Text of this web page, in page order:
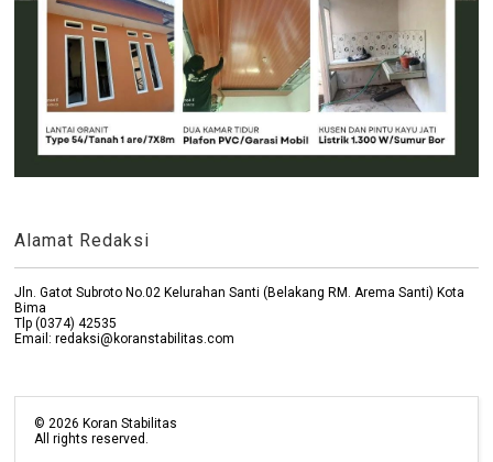
Alamat Redaksi
Jln. Gatot Subroto No.02 Kelurahan Santi (Belakang RM. Arema Santi) Kota
Bima
Tlp (0374) 42535
Email: redaksi@koranstabilitas.com
©2026 Koran Stabilitas
All rights reserved.